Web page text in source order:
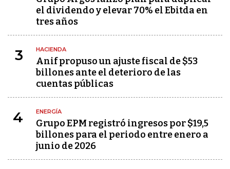
el dividendo y elevar 70% el Ebitda en
tres años
3 HACIENDA
Anif propuso un ajuste fiscal de $53
billones ante el deterioro de las
cuentas públicas
4 ENERGÍA
Grupo EPM registró ingresos por $19,5
billones para el periodo entre enero a
junio de 2026